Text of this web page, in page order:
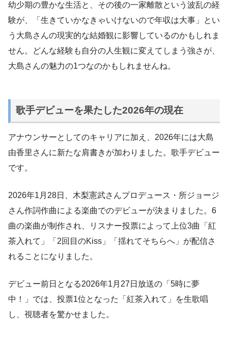
幼少期の豊かな生活と、その後の一家離散という波乱の経
験が、「生きていかなきゃいけないので年収は大事」とい
う大島さんの現実的な結婚観に影響しているのかもしれま
せん。どんな経験も自分の人生観に変えてしまう強さが、
大島さんの魅力の1つなのかもしれませんね。
歌手デビューを果たした2026年の現在
アナウンサーとしてのキャリアに加え、2026年には大島
由香里さんに新たな肩書きが加わりました。歌手デビュー
です。
2026年1月28日、木梨憲武さんプロデュース・所ジョージ
さん作詞作曲による楽曲でのデビューが決まりました。6
曲の楽曲が制作され、リスナー投票によって上位3曲「紅
茶入れて」「2回目のKiss」「揺れてそちらへ」が配信さ
れることになりました。
デビュー前日となる2026年1月27日放送の「5時に夢
中！」では、投票1位となった「紅茶入れて」を生歌唱
し、視聴者を驚かせました。